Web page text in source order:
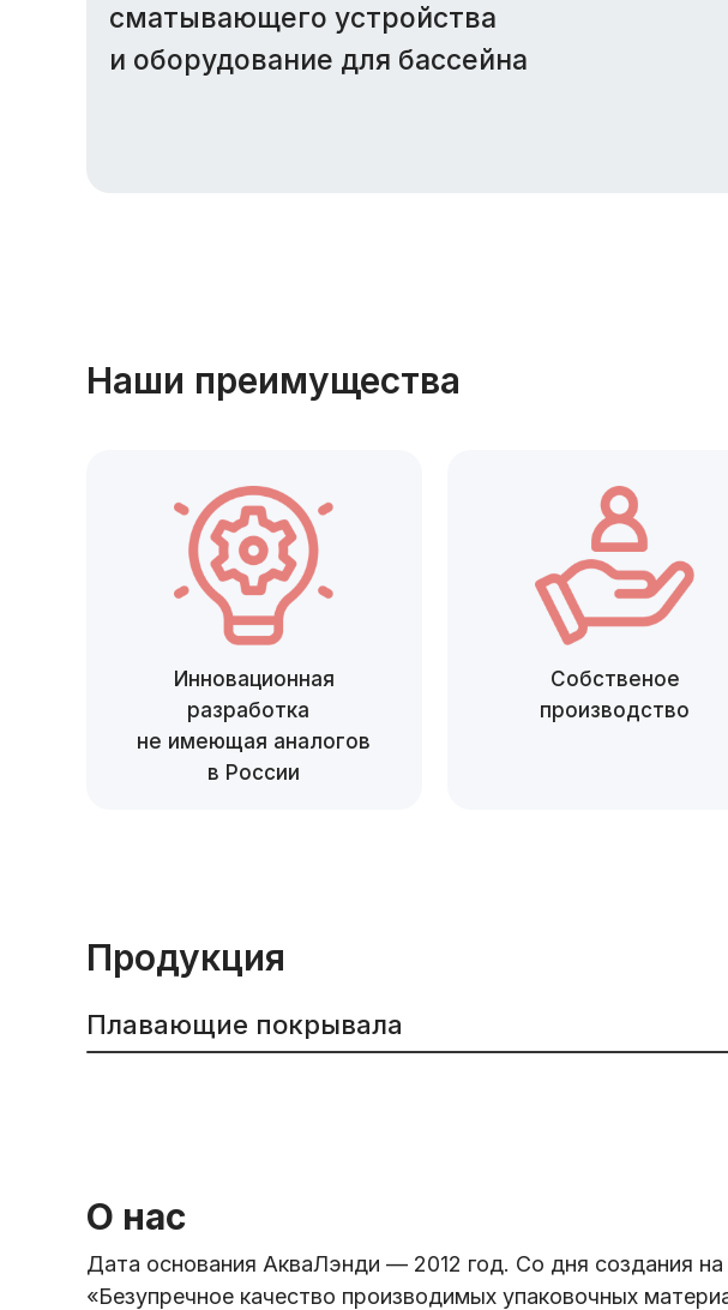
сматывающего устройства
и оборудование для бассейна
Наши преимущества
Собственое
производство
Инновационная
разработка
не имеющая аналогов
в России
Продукция
Плавающие покрывала
Дата основания АкваЛэнди — 2012 год. Со дня создания
«Безупречное качество производимых упаковочных
О нас